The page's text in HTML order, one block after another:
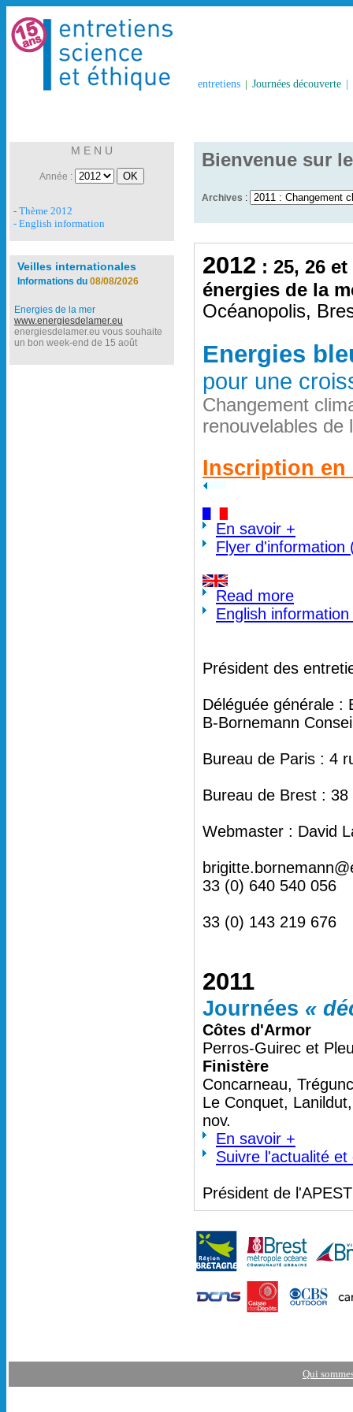
entretiens | Journées découverte
M E N U
Année :
- Thème 2012
- English information
Veilles internationales
Informations du 08/08/2026
Energies de la mer
www.energiesdelamer.eu
energiesdelamer.eu vous souhaite
un bon week-end de 15 août
Bienvenue sur
Archives :
2012 : 25, 26
énergies de la
Océanopolis,
Energies
pour une
Changement
renouvelables de
Inscription en
En savoir +
Flyer d'information
Read more
English
Président des
Déléguée générale :
B-Bornemann
Bureau de Paris : 4
Bureau de Brest :
Webmaster : David
33 (0) 640 540 056
33 (0) 143 219 676
2011
Journées «
Côtes d'Armor
Perros-Guirec et
Finistère
Concarneau,
Le Conquet,
nov.
En savoir +
Suivre l'actualité
Président de
Qui